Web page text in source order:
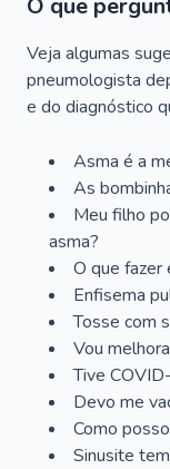
O que
Veja algumas
pneumologista
e do diagnóstico
Asma é a
As
Meu filho
asma?
O que fazer
Enfisema
Tosse com
Vou
Tive
Devo me
Como
Sinusite